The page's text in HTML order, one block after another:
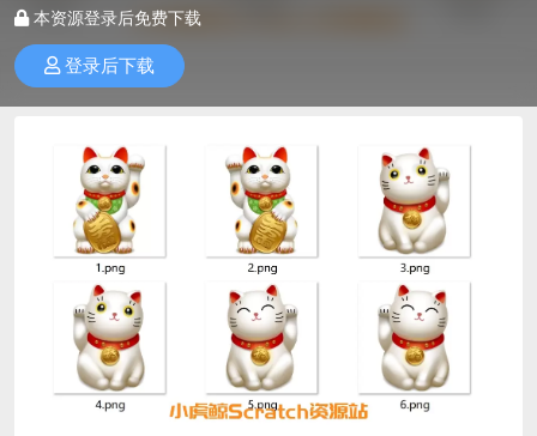
本资源登录后免费下载
登录后下载